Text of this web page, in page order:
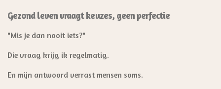
Gezond leven vraagt keuzes, geen perfectie
"Mis je dan nooit iets?"
Die vraag krijg ik regelmatig.
En mijn antwoord verrast mensen soms.